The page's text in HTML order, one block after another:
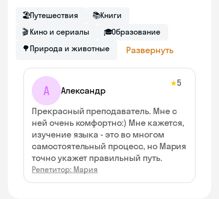
🏖Путешествия 📚Книги
🎬 Кино и сериалы 🎓Образование
🌳 Природа и животные Развернуть
А Александр
★5
Прекрасный преподаватель. Мне с
ней очень комфортно:) Мне кажется,
изучение языка - это во многом
самостоятельный процесс, но Мария
точно укажет правильный путь.
Репетитор: Мария